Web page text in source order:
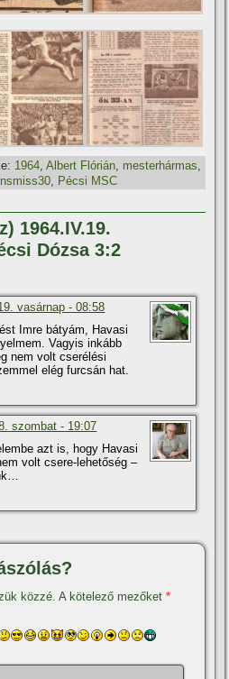
1964 ,Albert Flórián mesterhármas
nsmiss30, Pécsi MSC
1964.IV.19.
Dózsa 3:2
vasárnap - 08:58
Imre bátyám, Havasi
Vagyis inkább
nem volt cserélési
elég furcsán hat.
szombat - 19:07
azt is, hogy Havasi
volt csere-lehetőség –
közzé. A kötelező mezőket*